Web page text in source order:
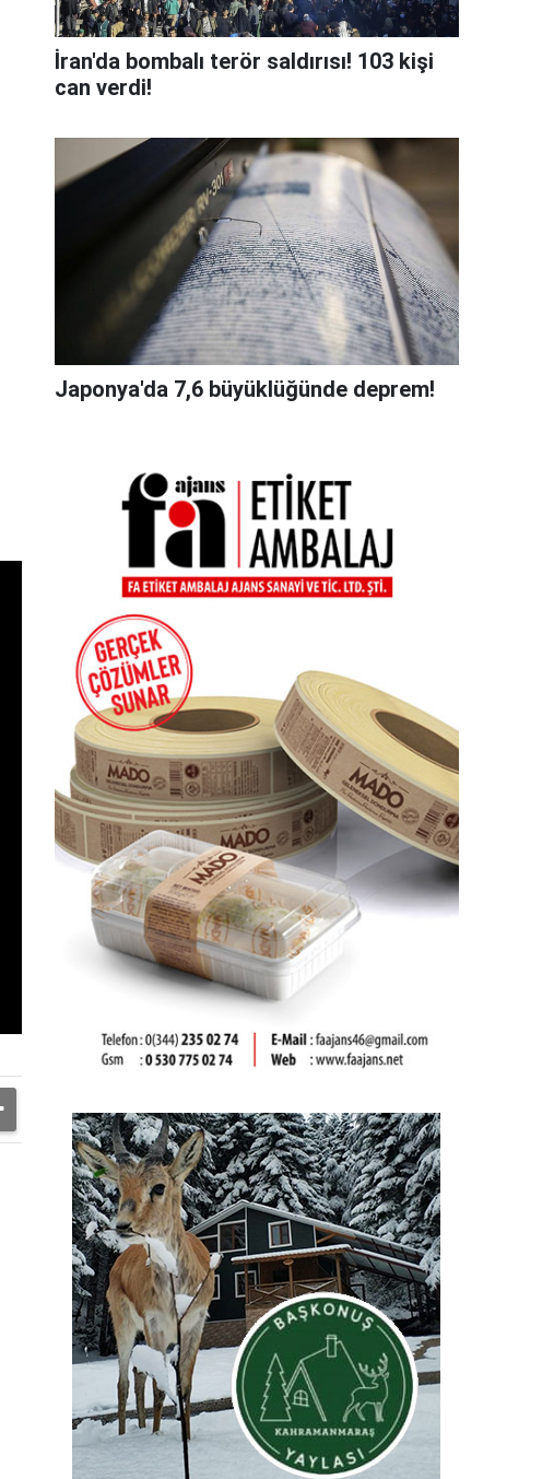
İran'da bombalı terör saldırısı! 103 kişi
can verdi!
Japonya'da 7,6 büyüklüğünde deprem!